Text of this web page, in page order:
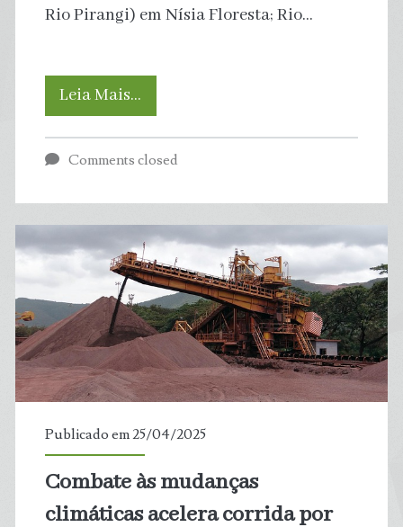
Rio Pirangi) em Nísia Floresta; Rio…
Leia Mais…
Azul:
Balneabilidade
aponta
05
trechos
para
Comments closed
Publicado em 25/04/2025
Combate às mudanças
climáticas acelera corrida por